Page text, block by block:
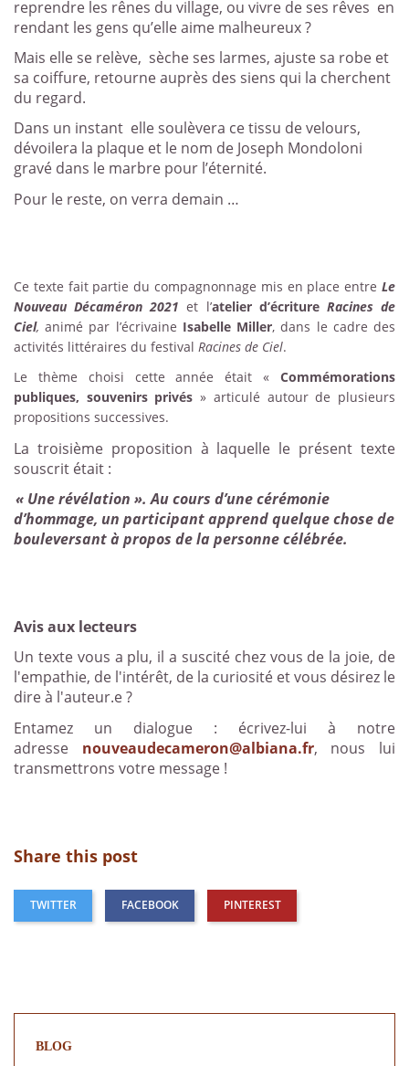
reprendre les rênes du village, ou vivre de ses rêves en
rendant les gens qu’elle aime malheureux ?
Mais elle se relève, sèche ses larmes, ajuste sa robe et
sa coiffure, retourne auprès des siens qui la cherchent
du regard.
Dans un instant elle soulèvera ce tissu de velours,
dévoilera la plaque et le nom de Joseph Mondoloni
gravé dans le marbre pour l’éternité.
Pour le reste, on verra demain …
Ce texte fait partie du compagnonnage mis en place entre Le
Nouveau Décaméron 2021 et l’atelier d’écriture Racines de
Ciel, animé par l’écrivaine Isabelle Miller, dans le cadre des
activités littéraires du festival Racines de Ciel.
Le thème choisi cette année était « Commémorations
publiques, souvenirs privés » articulé autour de plusieurs
propositions successives.
La troisième proposition à laquelle le présent texte
souscrit était :
« Une révélation ». Au cours d’une cérémonie
d’hommage, un participant apprend quelque chose de
bouleversant à propos de la personne célébrée.
Avis aux lecteurs
Un texte vous a plu, il a suscité chez vous de la joie, de
l'empathie, de l'intérêt, de la curiosité et vous désirez le
dire à l'auteur.e ?
Entamez un dialogue : écrivez-lui à notre
adresse nouveaudecameron@albiana.fr, nous lui
transmettrons votre message !
Share this post
TWITTER FACEBOOK PINTEREST
BLOG